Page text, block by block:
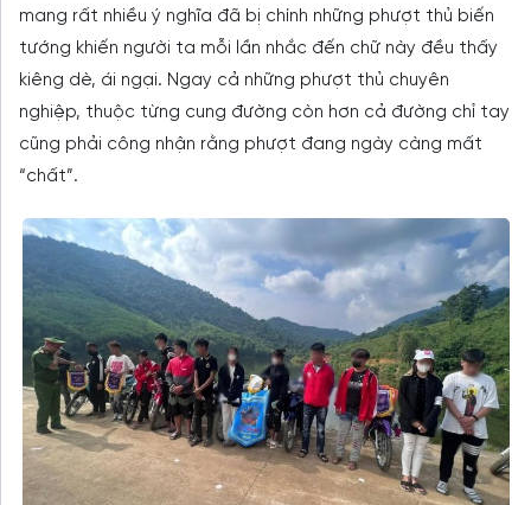
mang rất nhiều ý nghĩa đã bị chính những phượt thủ biến
tướng khiến người ta mỗi lần nhắc đến chữ này đều thấy
kiêng dè, ái ngại. Ngay cả những phượt thủ chuyên
nghiệp, thuộc từng cung đường còn hơn cả đường chỉ tay
cũng phải công nhận rằng phượt đang ngày càng mất
“chất”.